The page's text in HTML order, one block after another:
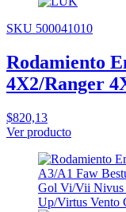
SKU 500041010
Rodamiento
4X2/Ranger
$820,13
Ver producto